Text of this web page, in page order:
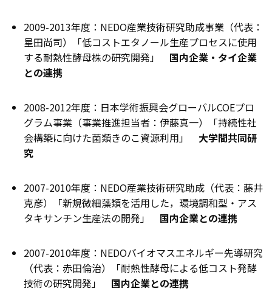
2009-2013年度：NEDO産業技術研究助成事業（代表：
星田尚司）「低コストエタノール生産プロセスに使用
する耐熱性酵母株の研究開発」 国内企業・タイ企業
との連携
2008-2012年度：日本学術振興会グローバルCOEプロ
グラム事業（事業推進担当者：伊藤真一）「持続性社
会構築に向けた菌類きのこ資源利用」 大学間共同研
究
2007-2010年度：NEDO産業技術研究助成（代表：藤井
克彦）「新規微細藻類を活用した，環境調和型・アス
タキサンチン生産法の開発」 国内企業との連携
2007-2010年度：NEDOバイオマスエネルギー先導研究
（代表：赤田倫治）「耐熱性酵母による低コスト発酵
技術の研究開発」 国内企業との連携